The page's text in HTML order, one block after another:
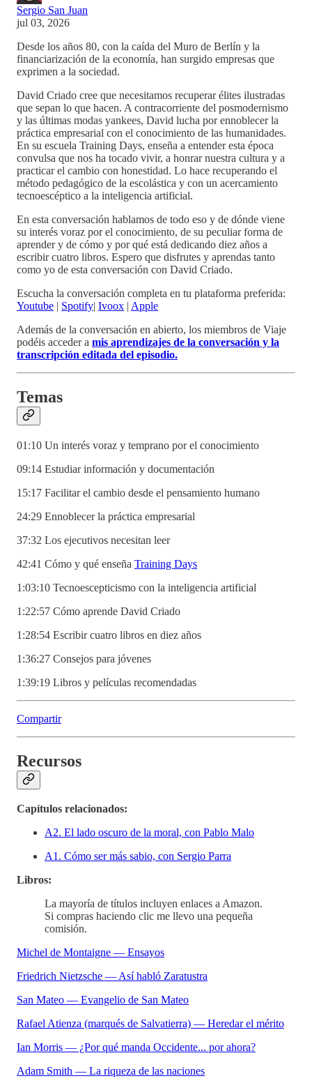
Sergio San Juan
jul 03, 2026
Desde los años 80, con la caída del Muro de Berlín y la
financiarización de la economía, han surgido empresas que
exprimen a la sociedad.
David Criado cree que necesitamos recuperar élites ilustradas
que sepan lo que hacen. A contracorriente del posmodernismo
y las últimas modas yankees, David lucha por ennoblecer la
práctica empresarial con el conocimiento de las humanidades.
En su escuela Training Days, enseña a entender esta época
convulsa que nos ha tocado vivir, a honrar nuestra cultura y a
practicar el cambio con honestidad. Lo hace recuperando el
método pedagógico de la escolástica y con un acercamiento
tecnoescéptico a la inteligencia artificial.
En esta conversación hablamos de todo eso y de dónde viene
su interés voraz por el conocimiento, de su peculiar forma de
aprender y de cómo y por qué está dedicando diez años a
escribir cuatro libros. Espero que disfrutes y aprendas tanto
como yo de esta conversación con David Criado.
Escucha la conversación completa en tu plataforma preferida:
Youtube | Spotify| Ivoox | Apple
Además de la conversación en abierto, los miembros de Viaje
podéis acceder a mis aprendizajes de la conversación y la
transcripción editada del episodio.
Temas
01:10 Un interés voraz y temprano por el conocimiento
09:14 Estudiar información y documentación
15:17 Facilitar el cambio desde el pensamiento humano
24:29 Ennoblecer la práctica empresarial
37:32 Los ejecutivos necesitan leer
42:41 Cómo y qué enseña Training Days
1:03:10 Tecnoescepticismo con la inteligencia artificial
1:22:57 Cómo aprende David Criado
1:28:54 Escribir cuatro libros en diez años
1:36:27 Consejos para jóvenes
1:39:19 Libros y películas recomendadas
Compartir
Recursos
Capítulos relacionados:
A2. El lado oscuro de la moral, con Pablo Malo
A1. Cómo ser más sabio, con Sergio Parra
Libros:
La mayoría de títulos incluyen enlaces a Amazon.
Si compras haciendo clic me llevo una pequeña
comisión.
Michel de Montaigne — Ensayos
Friedrich Nietzsche — Así habló Zaratustra
San Mateo — Evangelio de San Mateo
Rafael Atienza (marqués de Salvatierra) — Heredar el mérito
Ian Morris — ¿Por qué manda Occidente... por ahora?
Adam Smith — La riqueza de las naciones